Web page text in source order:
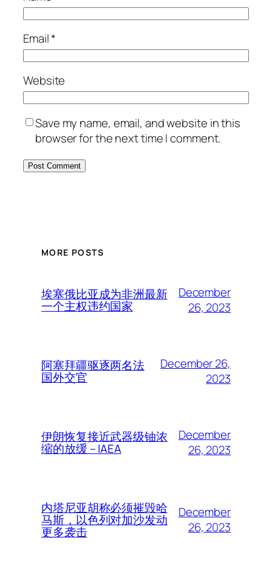
Email*
Website
Save my name, email, and website in this
browser for the next time I comment.
MORE POSTS
埃塞俄比亚成为非洲最新
一个主权违约国家
December
26, 2023
阿塞拜疆驱逐两名法
国外交官
December 26,
2023
伊朗恢复接近武器级铀浓
缩的放缓 – IAEA
December
26, 2023
内塔尼亚胡称必须摧毁哈
马斯，以色列对加沙发动
更多袭击
December
26, 2023